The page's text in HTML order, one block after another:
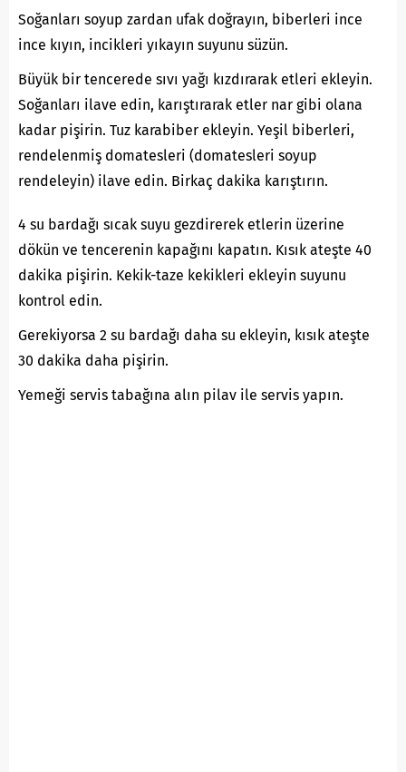
Soğanları soyup zardan ufak doğrayın, biberleri ince
ince kıyın, incikleri yıkayın suyunu süzün.
Büyük bir tencerede sıvı yağı kızdırarak etleri ekleyin.
Soğanları ilave edin, karıştırarak etler nar gibi olana
kadar pişirin. Tuz karabiber ekleyin. Yeşil biberleri,
rendelenmiş domatesleri (domatesleri soyup
rendeleyin) ilave edin. Birkaç dakika karıştırın.
4 su bardağı sıcak suyu gezdirerek etlerin üzerine
dökün ve tencerenin kapağını kapatın. Kısık ateşte 40
dakika pişirin. Kekik-taze kekikleri ekleyin suyunu
kontrol edin.
Gerekiyorsa 2 su bardağı daha su ekleyin, kısık ateşte
30 dakika daha pişirin.
Yemeği servis tabağına alın pilav ile servis yapın.